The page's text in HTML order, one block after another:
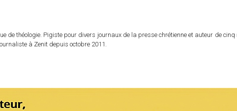
de théologie. Pigiste pour divers journaux de la presse chrétienne et auteur de cinq
à Zenit depuis octobre 2011.